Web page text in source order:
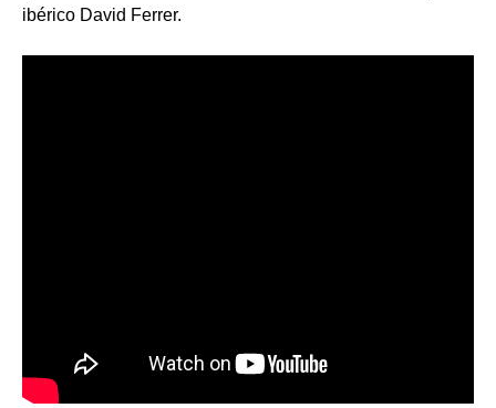
ibérico David Ferrer.